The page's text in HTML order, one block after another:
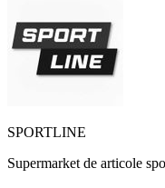
SPORTLINE
Supermarket de articole